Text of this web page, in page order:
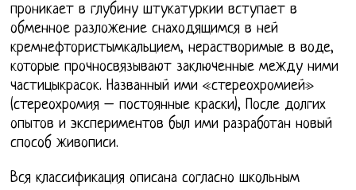
проникает в глубину штукатуркии вступает в
обменное разложение снаходящимся в ней
кремнефтористымкальцием, нерастворимые в воде,
которые прочносвязывают заключенные между ними
частицыкрасок. Названный ими «стереохромией»
(стереохромия – постоянные краски), После долгих
опытов и экспериментов был ими разработан новый
способ живописи.
Вся классификация описана согласно школьным